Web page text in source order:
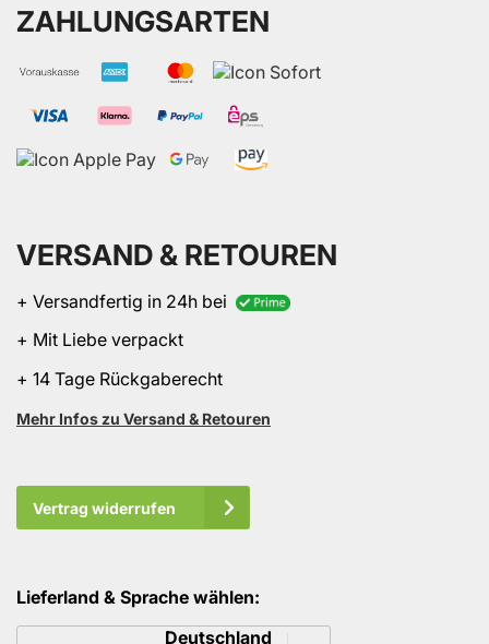
ZAHLUNGSARTEN
VERSAND & RETOUREN
+ Versandfertig in 24h bei
+ Mit Liebe verpackt
+ 14 Tage Rückgaberecht
Mehr Infos zu Versand & Retouren
Vertrag widerrufen
Lieferland & Sprache wählen:
Deutschland